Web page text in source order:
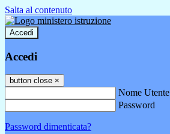
Salta al contenuto
Accedi
Accedi
button close ×
Nome Utente
Password
Password dimenticata?